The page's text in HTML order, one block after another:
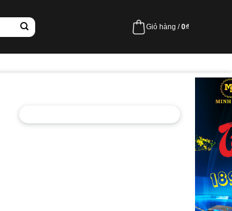
Giỏ hàng /0₫